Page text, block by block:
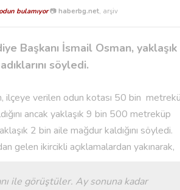
bulamıyor📷haberbg.net, arşiv
Başkanı İsmail Osman, yaklaşık
söyledi.
ilçeye verilen odun kotası 50 bin
ancak yaklaşık 9 bin 500 metreküp
2 bin aile mağdur kaldığını söyledi.
gelen ikircikli açıklamalardan yakınarak,
ile görüştüler. Ay sonuna kadar